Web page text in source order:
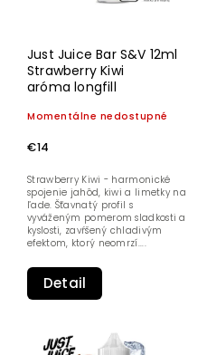
Just Juice Bar S&V 12ml
Strawberry Kiwi
aróma longfill
Momentálne nedostupné
€14
Detail
Strawberry Kiwi - harmonické
spojenie jahôd, kiwi a limetky na
ľade. Šťavnatý profil s
vyváženým pomerom sladkosti a
kyslosti, zavŕšený chladivým
efektom, ktorý neomrzí....